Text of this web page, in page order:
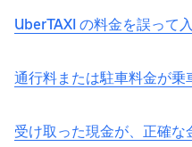
UberTAXI の料金を誤って
通行料または駐車料金が乗
受け取った現金が、正確な